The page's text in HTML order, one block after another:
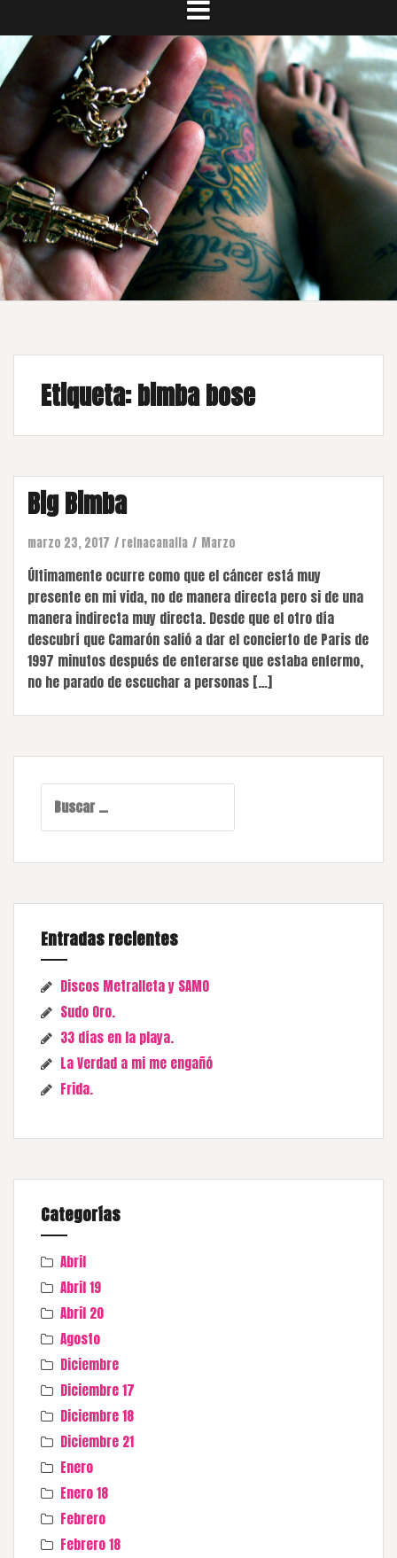
Etiqueta:bimba bose
Big Bimba
marzo 23, 2017 reinacanalla Marzo
Últimamente ocurre como que el cáncer está muy
presente en mi vida, no de manera directa pero si de una
manera indirecta muy directa. Desde que el otro día
descubrí que Camarón salió a dar el concierto de Paris de
1997 minutos después de enterarse que estaba enfermo,
no he parado de escuchar a personas […]
Entradas recientes
Discos Metralleta y SAMO
Sudo Oro.
33 días en la playa.
La Verdad a mi me engañó
Frida.
Categorías
Abril
Abril 19
Abril 20
Agosto
Diciembre
Diciembre 17
Diciembre 18
Diciembre 21
Enero
Enero 18
Febrero
Febrero 18